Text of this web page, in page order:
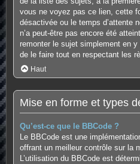
vous ne voyez pas ce lien, cette
désactivée ou le temps d’attente
n’a peut-être pas encore été
remonter le sujet simplement en
de le faire tout en respectant les
Haut
Mise en forme et types
Qu’est-ce que le BBCode ?
Le BBCode est une
offrant un meilleur contrôle sur la
L’utilisation du BBCode est